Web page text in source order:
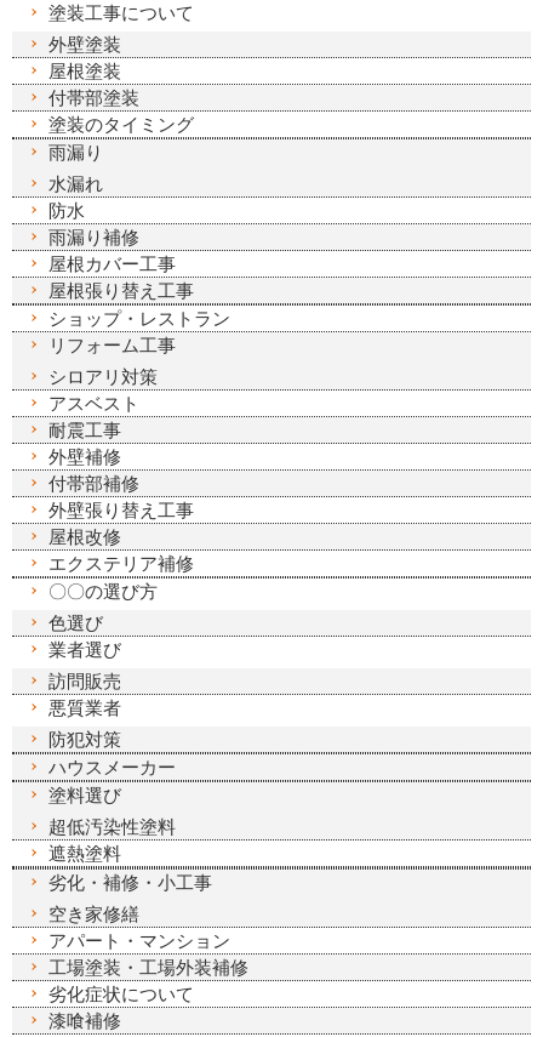
塗装工事について
外壁塗装
屋根塗装
付帯部塗装
塗装のタイミング
雨漏り
水漏れ
防水
雨漏り補修
屋根カバー工事
屋根張り替え工事
ショップ・レストラン
リフォーム工事
シロアリ対策
アスベスト
耐震工事
外壁補修
付帯部補修
外壁張り替え工事
屋根改修
エクステリア補修
〇〇の選び方
色選び
業者選び
訪問販売
悪質業者
防犯対策
ハウスメーカー
塗料選び
超低汚染性塗料
遮熱塗料
劣化・補修・小工事
空き家修繕
アパート・マンション
工場塗装・工場外装補修
劣化症状について
漆喰補修